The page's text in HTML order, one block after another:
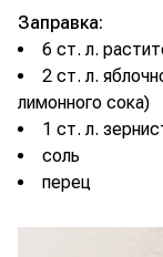
Заправка:
6 ст. л.
2 ст. л.
лимонного сока)
1 ст. л.
соль
перец